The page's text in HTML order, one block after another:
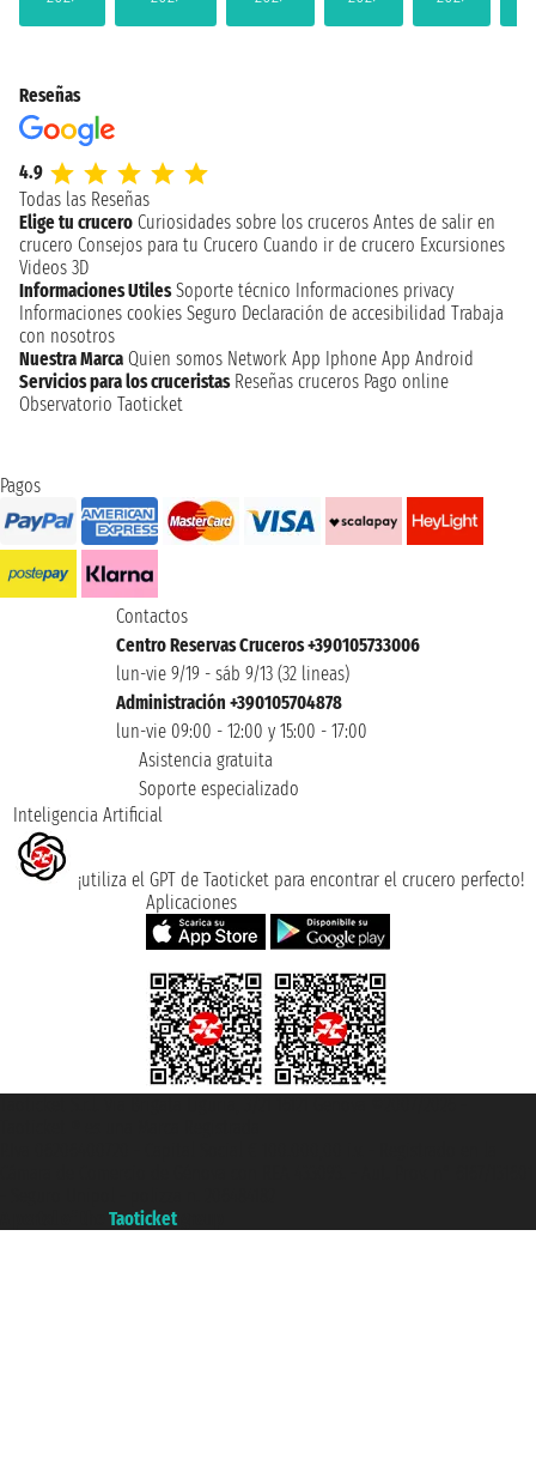
Reseñas
4.9
Todas las Reseñas
Elige tu crucero Curiosidades sobre los cruceros Antes de salir en
crucero Consejos para tu Crucero Cuando ir de crucero Excursiones
Videos 3D
Informaciones Utiles Soporte técnico Informaciones privacy
Informaciones cookies Seguro Declaración de accesibilidad Trabaja
con nosotros
Nuestra Marca Quien somos Network App Iphone App Android
Servicios para los cruceristas Reseñas cruceros Pago online
Observatorio Taoticket
Pagos
Contactos
Centro Reservas Cruceros +390105733006
lun-vie 9/19 - sáb 9/13 (32 lineas)
Administración +390105704878
lun-vie 09:00 - 12:00 y 15:00 - 17:00
Asistencia gratuita
Soporte especializado
Inteligencia Artificial
¡utiliza el GPT de Taoticket para encontrar el crucero perfecto!
Aplicaciones
Taoticket